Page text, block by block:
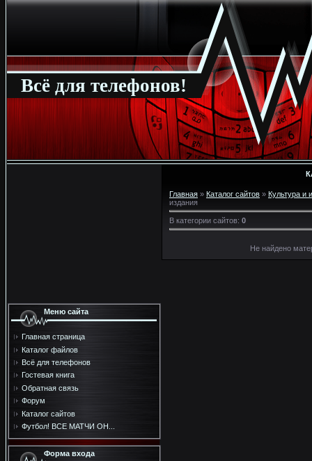
Всё для телефонов!
Меню сайта
Главная страница
Каталог файлов
Всё для телефонов
Гостевая книга
Обратная связь
Форум
Каталог сайтов
Футбол! ВСЕ МАТЧИ ОН...
Форма входа
Главная » Каталог сайтов » Культура и
издания
В категории сайтов: 0
Не найдено